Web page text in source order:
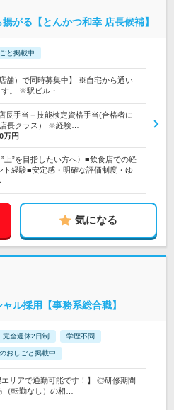
がる【とんかつ和幸 店長候補】
と掲載中
舗）で同時募集中】 ※自宅から通い
す。 ※駅ビル・…
長手当＋技能検定資格手当(合格者に
長クラス） ※経験…
万円
”上”を目指したい方へ〉■飲食店での経
ト経験■安定感・明確な評価制度・ゆ
気になる
ル採用【事務系総合職】
完全週休2日制 学歴不問
おしごと掲載中
エリアで通勤可能です！】 ◎研修期間
転勤なし）の相…